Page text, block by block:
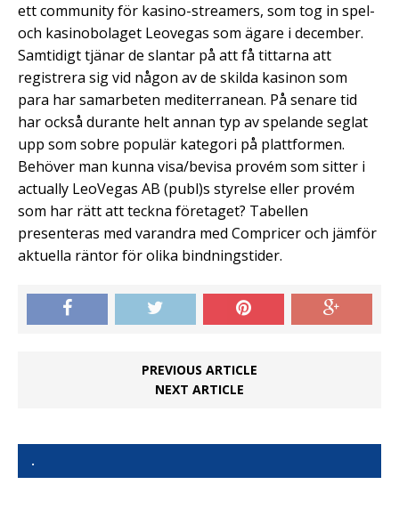
ett community för kasino-streamers, som tog in spel-
och kasinobolaget Leovegas som ägare i december.
Samtidigt tjänar de slantar på att få tittarna att
registrera sig vid någon av de skilda kasinon som
para har samarbeten mediterranean. På senare tid
har också durante helt annan typ av spelande seglat
upp som sobre populär kategori på plattformen.
Behöver man kunna visa/bevisa provém som sitter i
actually LeoVegas AB (publ)s styrelse eller provém
som har rätt att teckna företaget? Tabellen
presenteras med varandra med Compricer och jämför
aktuella räntor för olika bindningstider.
PREVIOUS ARTICLE
NEXT ARTICLE
.